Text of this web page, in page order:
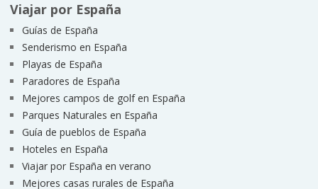
Viajar por España
Guías de España
Senderismo en España
Playas de España
Paradores de España
Mejores campos de golf en España
Parques Naturales en España
Guía de pueblos de España
Hoteles en España
Viajar por España en verano
Mejores casas rurales de España